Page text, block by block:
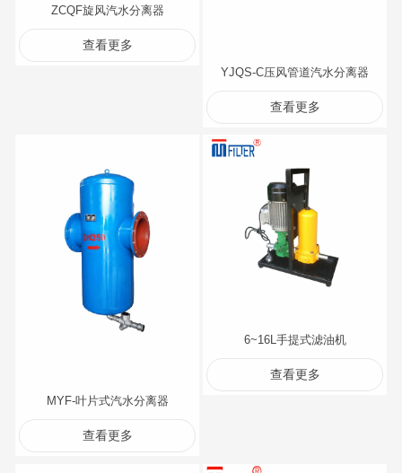
ZCQF旋风汽水分离器
查看更多
YJQS-C压风管道汽水分离器
查看更多
MYF-叶片式汽水分离器
查看更多
6~16L手提式滤油机
查看更多